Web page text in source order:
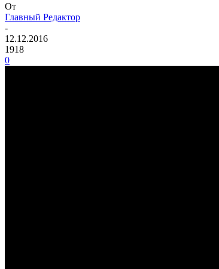
От
Главный Редактор
-
12.12.2016
1918
0